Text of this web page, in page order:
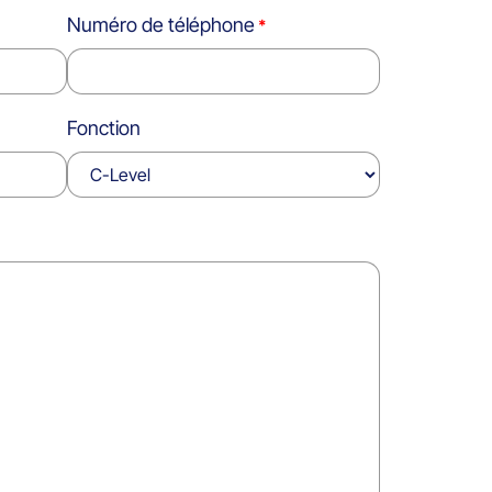
Numéro de téléphone
Fonction